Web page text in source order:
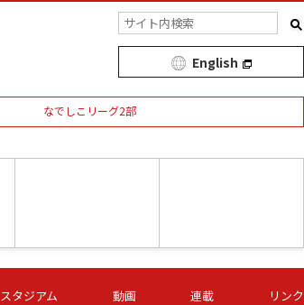
English
なでしこリーグ2部
第16節 09/06 (日) 15:00 第16節 09/06 (日) 15:00
スタジアム 動画 連載 リンク